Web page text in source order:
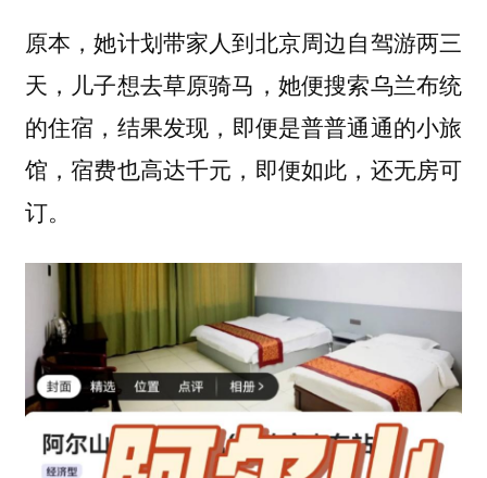
原本，她计划带家人到北京周边自驾游两三
天，儿子想去草原骑马，她便搜索乌兰布统
的住宿，结果发现， 即便是普普通通的小旅
馆，宿费也高达千元，即便如此，还无房可
订。